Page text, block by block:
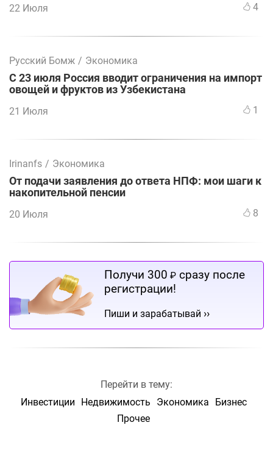
22 Июля 4
Русский Бомж / Экономика
С 23 июля Россия вводит ограничения на импорт
овощей и фруктов из Узбекистана
21 Июля 1
Irinanfs / Экономика
От подачи заявления до ответа НПФ: мои шаги к
накопительной пенсии
20 Июля 8
Получи 300 ₽ сразу после
регистрации!
Пиши и зарабатывай ››
Перейти в тему:
Инвестиции
Недвижимость Экономика
Бизнес
Прочее